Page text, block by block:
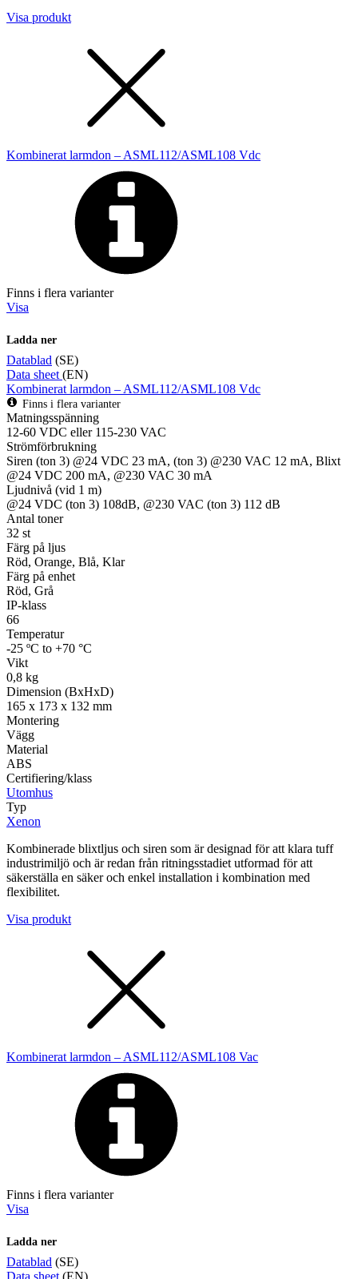
Visa produkt
Kombinerat larmdon – ASML112/ASML108 Vdc
Finns i flera varianter
Visa
Ladda ner
Datablad (SE)
Data sheet (EN)
Kombinerat larmdon – ASML112/ASML108 Vdc
Finns i flera varianter
Matningsspänning
12-60 VDC eller 115-230 VAC
Strömförbrukning
Siren (ton 3) @24 VDC 23 mA, (ton 3) @230 VAC 12 mA, Blixt
@24 VDC 200 mA, @230 VAC 30 mA
Ljudnivå (vid 1 m)
@24 VDC (ton 3) 108dB, @230 VAC (ton 3) 112 dB
Antal toner
32 st
Färg på ljus
Röd, Orange, Blå, Klar
Färg på enhet
Röd, Grå
IP-klass
66
Temperatur
-25 ºC to +70 °C
Vikt
0,8 kg
Dimension (BxHxD)
165 x 173 x 132 mm
Montering
Vägg
Material
ABS
Certifiering/klass
Utomhus
Typ
Xenon
Kombinerade blixtljus och siren som är designad för att klara tuff
industrimiljö och är redan från ritningsstadiet utformad för att
säkerställa en säker och enkel installation i kombination med
flexibilitet.
Visa produkt
Kombinerat larmdon – ASML112/ASML108 Vac
Finns i flera varianter
Visa
Ladda ner
Datablad (SE)
Data sheet (EN)